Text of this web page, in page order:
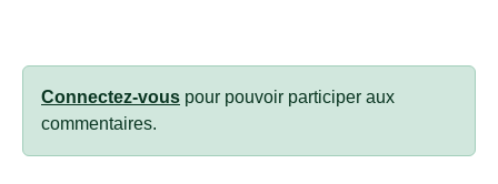
Connectez-vous pour pouvoir participer aux
commentaires.